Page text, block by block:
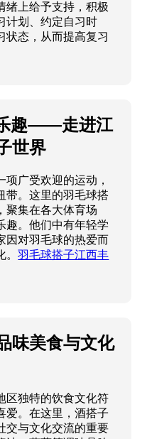
绪上给予支持，积极
计划、约定自习时
状态，从而提高复习
趣——走进江
世界
广受欢迎的运动，
带。这里的羽毛球搭
聚集在各大体育场
趣。他们中有年轻学
因对羽毛球的热爱而
。羽毛球搭子江西丰
味美食与文化
区独特的饮食文化符
爱。在这里，酒搭子
交与文化交流的重要